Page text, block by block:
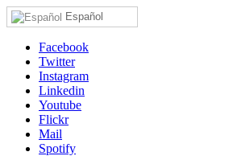
Español
Facebook
Twitter
Instagram
Linkedin
Youtube
Flickr
Mail
Spotify